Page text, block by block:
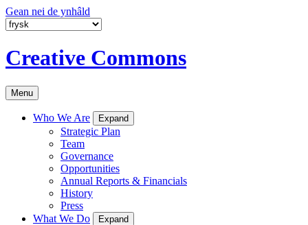
Gean nei de ynhâld
Creative Commons
Menu
Who We Are Expand
Strategic Plan
Team
Governance
Opportunities
Annual Reports & Financials
History
Press
What We Do
Expand